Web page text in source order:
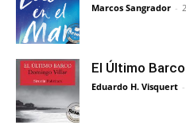
Marcos Sangrador -
El Último Barco
Eduardo H. Visquert -